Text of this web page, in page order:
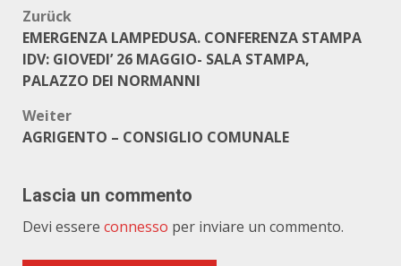
Beitragsnavigation
Zurück
EMERGENZA LAMPEDUSA. CONFERENZA STAMPA
IDV: GIOVEDI’ 26 MAGGIO- SALA STAMPA,
PALAZZO DEI NORMANNI
Weiter
AGRIGENTO – CONSIGLIO COMUNALE
Lascia un commento
Devi essere connesso per inviare un commento.